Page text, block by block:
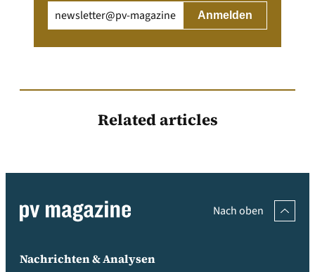
(erforderlich)
Related articles
Nach oben
Nachrichten & Analysen